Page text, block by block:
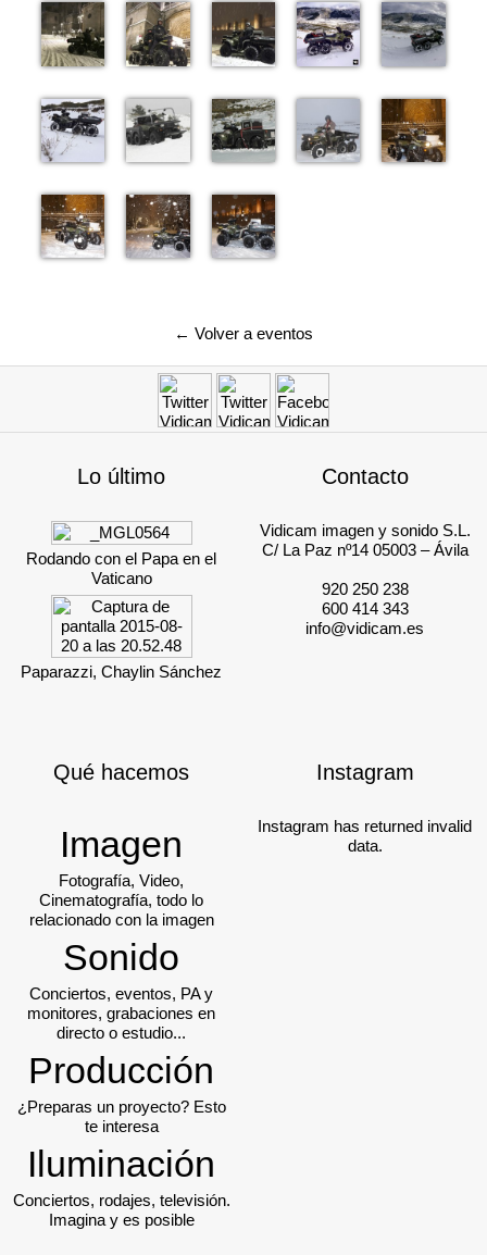
← Volver a eventos
Lo último
Rodando con el Papa en el
Vaticano
Paparazzi, Chaylin Sánchez
Contacto
Vidicam imagen y sonido S.L.
C/ La Paz nº14 05003 – Ávila
920 250 238
600 414 343
info@vidicam.es
Qué hacemos
Imagen
Fotografía, Video,
Cinematografía, todo lo
relacionado con la imagen
Sonido
Conciertos, eventos, PA y
monitores, grabaciones en
directo o estudio...
Producción
¿Preparas un proyecto? Esto
te interesa
Iluminación
Conciertos, rodajes, televisión.
Imagina y es posible
Instagram
Instagram has returned invalid
data.